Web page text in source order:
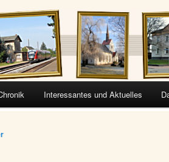
Interessantes und Aktuelles